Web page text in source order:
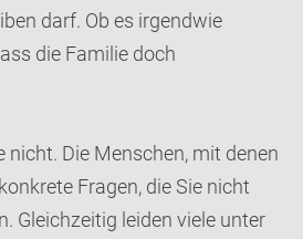
darf. Ob es irgendwie
die Familie doch
nicht. Die Menschen, mit denen
Fragen, die Sie nicht
Gleichzeitig leiden viele unter